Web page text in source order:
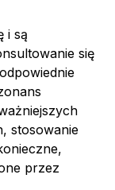
i są
się
stosowanie
przez